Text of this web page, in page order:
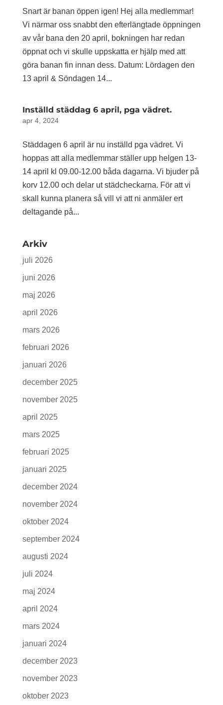
Snart är banan öppen igen! Hej alla medlemmar!
Vi närmar oss snabbt den efterlängtade öppningen
av vår bana den 20 april, bokningen har redan
öppnat och vi skulle uppskatta er hjälp med att
göra banan fin innan dess. Datum: Lördagen den
13 april & Söndagen 14...
Inställd städdag 6 april, pga vädret.
apr 4, 2024
Städdagen 6 april är nu inställd pga vädret. Vi
hoppas att alla medlemmar ställer upp helgen 13-
14 april kl 09.00-12.00 båda dagarna. Vi bjuder på
korv 12.00 och delar ut städcheckarna. För att vi
skall kunna planera så vill vi att ni anmäler ert
deltagande på...
Arkiv
juli 2026
juni 2026
maj 2026
april 2026
mars 2026
februari 2026
januari 2026
december 2025
november 2025
april 2025
mars 2025
februari 2025
januari 2025
december 2024
november 2024
oktober 2024
september 2024
augusti 2024
juli 2024
maj 2024
april 2024
mars 2024
januari 2024
december 2023
november 2023
oktober 2023